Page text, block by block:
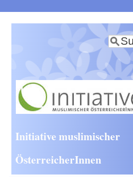
zum
Inhalt
Suche
Initiative muslimischer
ÖsterreicherInnen